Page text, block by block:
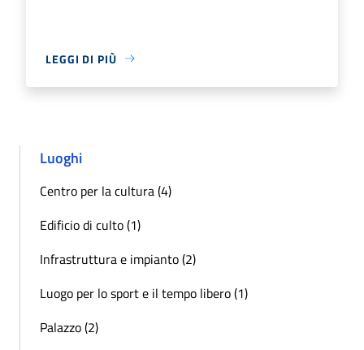
LEGGI DI PIÙ
Luoghi
Centro per la cultura (4)
Edificio di culto (1)
Infrastruttura e impianto (2)
Luogo per lo sport e il tempo libero (1)
Palazzo (2)